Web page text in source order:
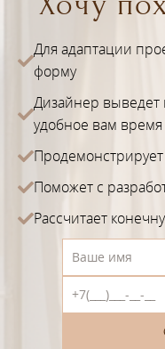
Для адаптации
форму
Дизайнер выведет
удобное вам время
Поможет с
Рассчитает